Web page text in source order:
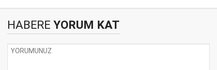
HABERE YORUM KAT